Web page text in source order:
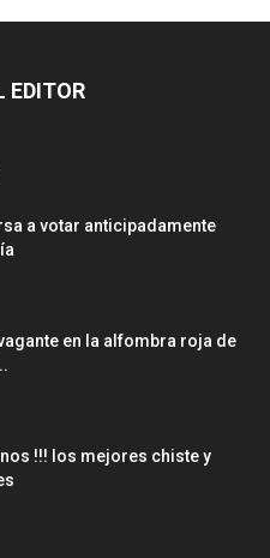
EDITOR
a votar anticipadamente
en la alfombra roja de
!!! los mejores chiste y